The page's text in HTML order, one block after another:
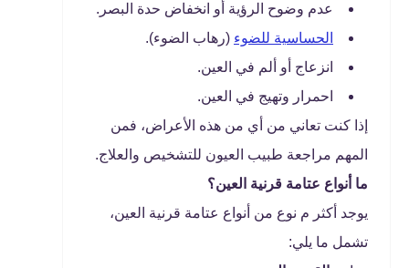
عدم وضوح الرؤية أو انخفاض حدة البصر.
الحساسية للضوء (رهاب الضوء).
انزعاج أو ألم في العين.
احمرار وتهيج في العين.
إذا كنت تعاني من أي من هذه الأعراض، فمن
المهم مراجعة طبيب العيون للتشخيص والعلاج.
ما أنواع عتامة قرنية العين؟
يوجد أكثر م نوع من أنواع عتامة قرنية العين،
تشمل ما يلي: